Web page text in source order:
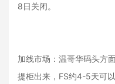
8日关闭。
加线市场：温哥华码头方
提柜出来，FS约4-5天可